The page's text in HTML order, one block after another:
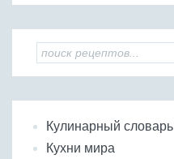
Кулинарный словарь
Кухни мира